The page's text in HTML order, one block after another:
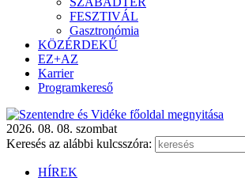
FESZTIVÁL
Gasztronómia
KÖZÉRDEKŰ
EZ+AZ
Karrier
Programkereső
2026. 08. 08. szombat
Keresés az alábbi kulcsszóra:
HÍREK